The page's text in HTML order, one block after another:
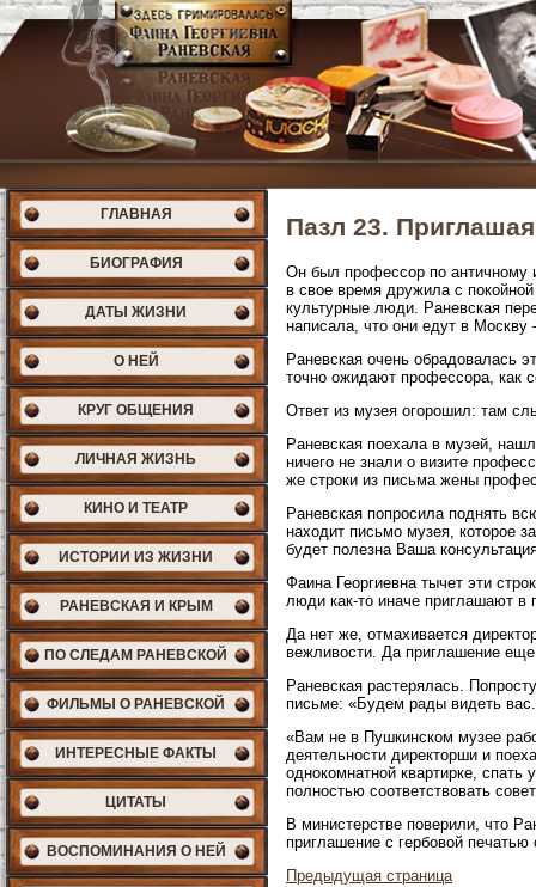
ГЛАВНАЯ
БИОГРАФИЯ
ДАТЫ ЖИЗНИ
О НЕЙ
КРУГ ОБЩЕНИЯ
ЛИЧНАЯ ЖИЗНЬ
КИНО И ТЕАТР
ИСТОРИИ ИЗ ЖИЗНИ
РАНЕВСКАЯ И КРЫМ
ПО СЛЕДАМ РАНЕВСКОЙ
ФИЛЬМЫ О РАНЕВСКОЙ
ИНТЕРЕСНЫЕ ФАКТЫ
ЦИТАТЫ
ВОСПОМИНАНИЯ О НЕЙ
Пазл 23.
Он был профессор по античному
в свое время дружила с
культурные люди. Раневская
написала, что они едут в
Раневская очень обрадовалась
точно ожидают профессора, как
Ответ из музея огорошил: там
Раневская поехала в музей,
ничего не знали о визите
же строки из письма жены
Раневская попросила поднять
находит письмо музея, которое
будет полезна Ваша
Фаина Георгиевна тычет эти
люди как-то иначе приглашают в
Да нет же, отмахивается
вежливости. Да приглашение
Раневская растерялась.
письме: «Будем рады видеть
«Вам не в Пушкинском музее
деятельности директорши и
однокомнатной квартирке,
полностью соответствовать
В министерстве поверили, что
приглашение с гербовой
Предыдущая страница